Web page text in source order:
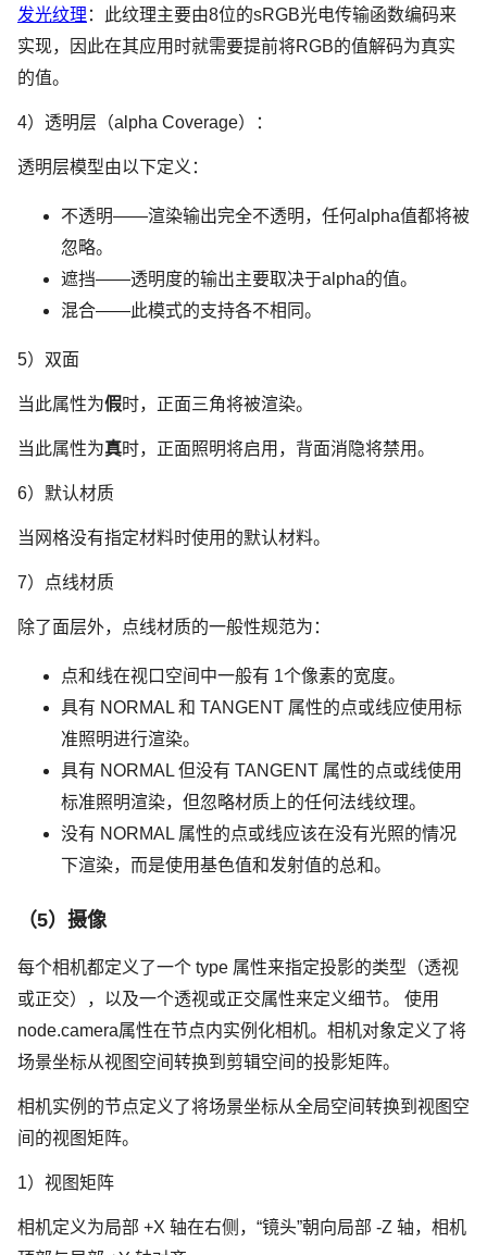
发光纹理 ：此纹理主要由8位的sRGB光电传输函数编码来
实现，因此在其应用时就需要提前将RGB的值解码为真实
的值。
4）透明层（alpha Coverage）：
透明层模型由以下定义：
不透明——渲染输出完全不透明，任何alpha值都将被
忽略。
遮挡——透明度的输出主要取决于alpha的值。
混合——此模式的支持各不相同。
5）双面
当此属性为假时，正面三角将被渲染。
当此属性为真时，正面照明将启用，背面消隐将禁用。
6）默认材质
当网格没有指定材料时使用的默认材料。
7）点线材质
除了面层外，点线材质的一般性规范为：
点和线在视口空间中一般有 1个像素的宽度。
具有 NORMAL 和 TANGENT 属性的点或线应使用标
准照明进行渲染。
具有 NORMAL 但没有 TANGENT 属性的点或线使用
标准照明渲染，但忽略材质上的任何法线纹理。
没有 NORMAL 属性的点或线应该在没有光照的情况
下渲染，而是使用基色值和发射值的总和。
（5）摄像
每个相机都定义了一个 type 属性来指定投影的类型（透视
或正交），以及一个透视或正交属性来定义细节。 使用
node.camera属性在节点内实例化相机。相机对象定义了将
场景坐标从视图空间转换到剪辑空间的投影矩阵。
相机实例的节点定义了将场景坐标从全局空间转换到视图空
间的视图矩阵。
1）视图矩阵
相机定义为局部 +X 轴在右侧，“镜头”朝向局部 -Z 轴，相机